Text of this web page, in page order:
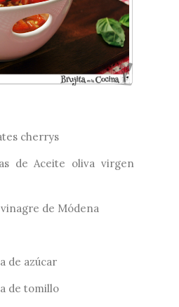
cherrys
de Aceite oliva virgen
de Módena
de azúcar
de tomillo